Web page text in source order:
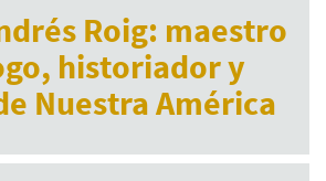
Roig: maestro
historiador y
Nuestra América